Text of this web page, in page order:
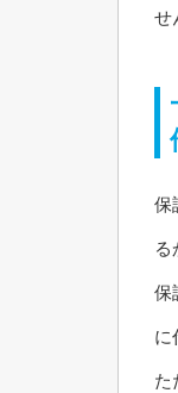
せ
保
る
保
に
た